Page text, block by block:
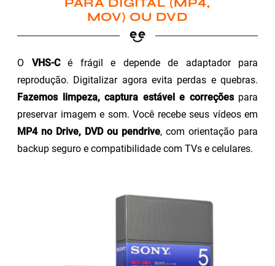
MOV) OU DVD
O VHS-Cé frágil e depende de adaptador para
reprodução. Digitalizar agora evita perdas e quebras.
Fazemos limpeza, captura estável e correçõespara
preservar imagem e som. Você recebe seus vídeos em
MP4 no Drive, DVD ou pendrive, com orientação para
backup seguro e compatibilidade com TVs e celulares.